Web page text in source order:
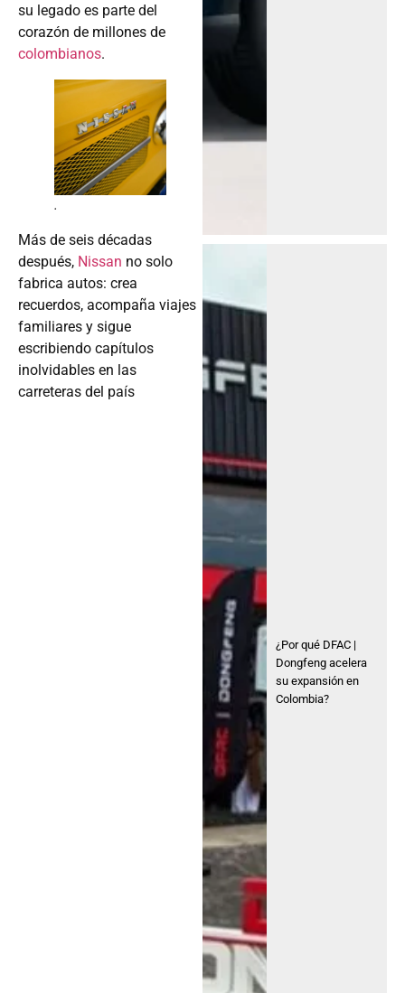
su legado es parte del
corazón de millones de
colombianos.
.
Más de seis décadas
después, Nissan no solo
fabrica autos: crea
recuerdos, acompaña viajes
familiares y sigue
escribiendo capítulos
inolvidables en las
carreteras del país
¿Por qué DFAC |
Dongfeng acelera
su expansión en
Colombia?